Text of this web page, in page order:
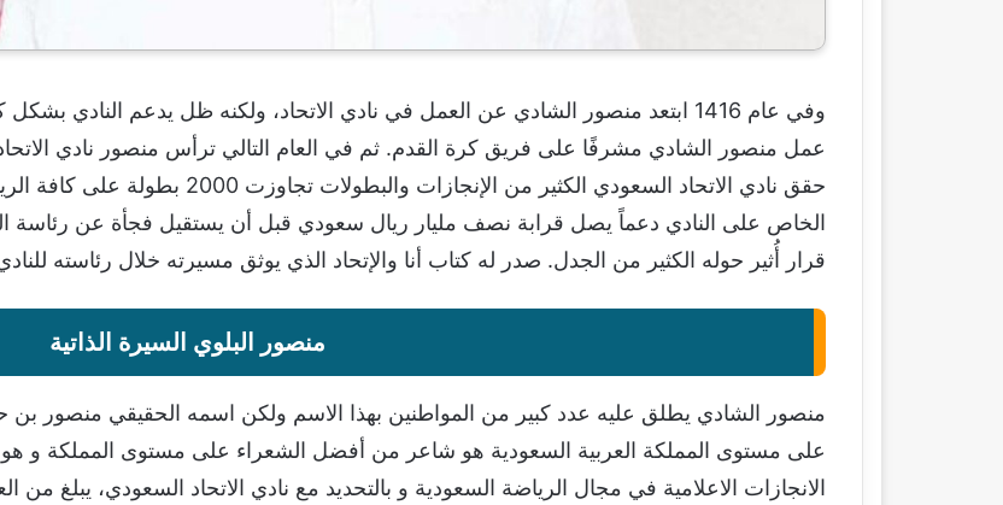
عمل منصور الشادي مشرفًا على فريق كرة القدم. ثم في العام التالي ترأس منصور نادي
حقق نادي الاتحاد السعودي الكثير من
قرار أُثير حوله الكثير من الجدل. صدر له كتاب أنا والإتحاد الذي يوثق مسيرته خلال رئاسته
منصور البلوي السيرة الذاتية
منصور الشادي يطلق عليه عدد كبير من المواطنين بهذا الاسم ولكن اسمه الحقيقي منصور
على مستوى المملكة العربية السعودية هو شاعر من أفضل الشعراء على مستوى المملكة و